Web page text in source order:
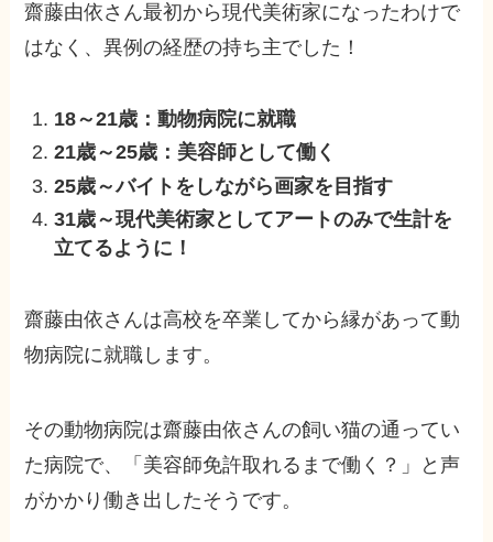
齋藤由依さん最初から現代美術家になったわけで
はなく、異例の経歴の持ち主でした！
18～21歳：動物病院に就職
21歳～25歳：美容師として働く
25歳～バイトをしながら画家を目指す
31歳～現代美術家としてアートのみで生計を
立てるように！
齋藤由依さんは高校を卒業してから縁があって動
物病院に就職 します。
その動物病院は齋藤由依さんの飼い猫の通ってい
た病院で、「美容師免許取れるまで働く？」と声
がかかり働き出したそうです。